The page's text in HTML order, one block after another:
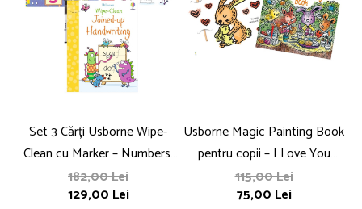
Set 3 Cărți Usborne Wipe-
Clean cu Marker – Numbers,
Words, Handwriting pentru
Copii
182,00 Lei
129,00 Lei
Usborne Magic Painting Book
pentru copii – I Love You
Bunny / Easter Magic
Painting
115,00 Lei
75,00 Lei